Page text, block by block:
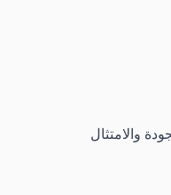
والامتثال